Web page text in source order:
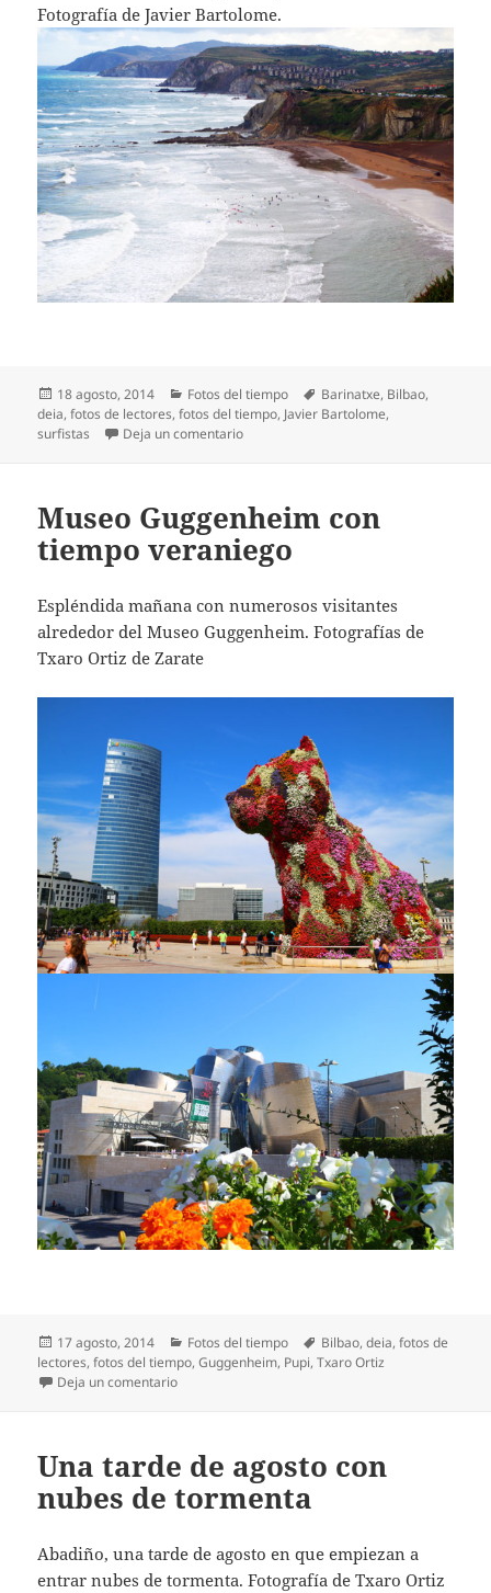
Fotografía de Javier Bartolome.
Publicado
el
18 agosto, 2014 Categorías
Fotos del tiempo Etiquetas
Barinatxe, Bilbao,
deia,fotos de lectores,fotos del tiempo, Javier Bartolome,
surfistas
Deja un comentarioen Surfistas disfrutando de unas
Museo Guggenheim con
tiempo veraniego
Espléndida mañana con numerosos visitantes
alrededor del Museo Guggenheim. Fotografías de
Txaro Ortiz de Zarate
Publicado
el
17 agosto, 2014 Categorías
Fotos del tiempo Etiquetas
Bilbao,deia,fotos de
lectores,fotos del tiempo,Guggenheim, Pupi,Txaro Ortiz
Deja un comentarioen Museo Guggenheim con tiempo veraniego
Una tarde de agosto con
nubes de tormenta
Abadiño, una tarde de agosto en que empiezan a
entrar nubes de tormenta. Fotografía de Txaro Ortiz